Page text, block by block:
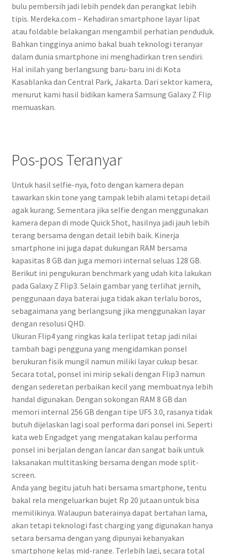
bulu pembersih jadi lebih pendek dan perangkat lebih
tipis. Merdeka.com – Kehadiran smartphone layar lipat
atau foldable belakangan mengambil perhatian penduduk.
Bahkan tingginya animo bakal buah teknologi teranyar
dalam dunia smartphone ini menghadirkan tren sendiri.
Hal inilah yang berlangsung baru-baru ini di Kota
Kasablanka dan Central Park, Jakarta. Dari sektor kamera,
menurut kami hasil bidikan kamera Samsung Galaxy Z Flip
memuaskan.
Pos-pos Teranyar
Untuk hasil selfie-nya, foto dengan kamera depan
tawarkan skin tone yang tampak lebih alami tetapi detail
agak kurang. Sementara jika selfie dengan menggunakan
kamera depan di mode Quick Shot, hasilnya jadi jauh lebih
terang bersama dengan detail lebih baik. Kinerja
smartphone ini juga dapat dukungan RAM bersama
kapasitas 8 GB dan juga memori internal seluas 128 GB.
Berikut ini pengukuran benchmark yang udah kita lakukan
pada Galaxy Z Flip3. Selain gambar yang terlihat jernih,
penggunaan daya baterai juga tidak akan terlalu boros,
sebagaimana yang berlangsung jika menggunakan layar
dengan resolusi QHD.
Ukuran Flip4 yang ringkas kala terlipat tetap jadi nilai
tambah bagi pengguna yang mengidamkan ponsel
berukuran fisik mungil namun miliki layar cukup besar.
Secara total, ponsel ini mirip sekali dengan Flip3 namun
dengan sederetan perbaikan kecil yang membuatnya lebih
handal digunakan. Dengan sokongan RAM 8 GB dan
memori internal 256 GB dengan tipe UFS 3.0, rasanya tidak
butuh dijelaskan lagi soal performa dari ponsel ini. Seperti
kata web Engadget yang mengatakan kalau performa
ponsel ini berjalan dengan lancar dan sangat baik untuk
laksanakan multitasking bersama dengan mode split-
screen.
Anda yang begitu jatuh hati bersama smartphone, tentu
bakal rela mengeluarkan bujet Rp 20 jutaan untuk bisa
memilikinya. Walaupun baterainya dapat bertahan lama,
akan tetapi teknologi fast charging yang digunakan hanya
setara bersama dengan yang dipunyai kebanyakan
smartphone kelas mid-range. Terlebih lagi, secara total